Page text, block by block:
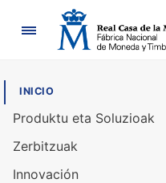
Nabigazioa
INICIO
Produktu eta Soluzioak
Zerbitzuak
Innovación